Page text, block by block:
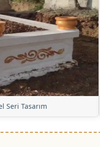
Seri Tasarım